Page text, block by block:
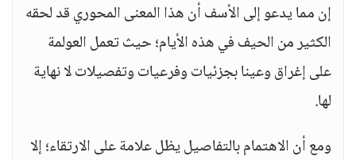
إن مما يدعو إلى الأسف أن هذا المعنى المحوري قد لحقه
الكثير من الحيف في هذه الأيام؛ حيث تعمل العولمة
على إغراق وعينا بجزئيات وفرعيات وتفصيلات لا نهاية
لها.
ومع أن الاهتمام بالتفاصيل يظل علامة على الارتقاء؛ إلا